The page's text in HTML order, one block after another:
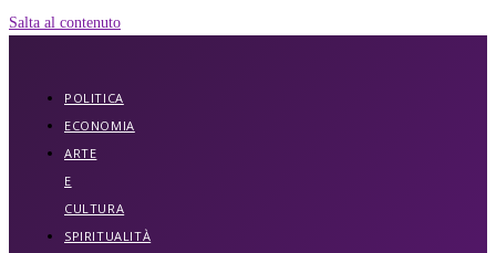
Salta al contenuto
POLITICA
ECONOMIA
ARTE
E
CULTURA
SPIRITUALITÀ